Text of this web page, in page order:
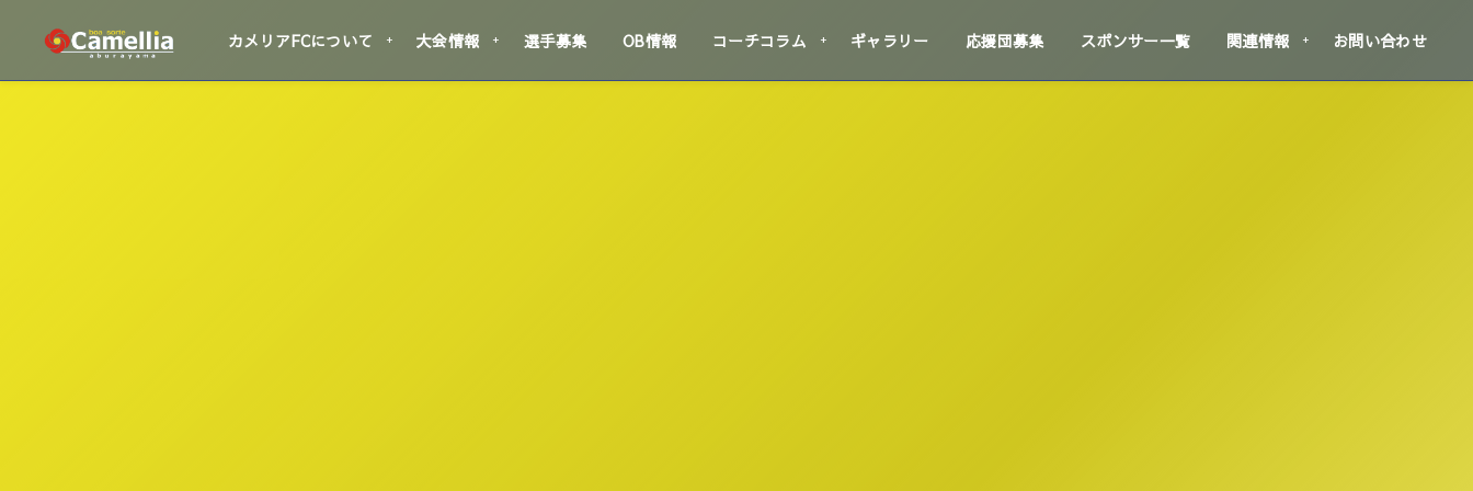
カメリアFCについて 大会情報 選手募集 OB情報 コーチコラム ギャラリー 応援団募集 スポンサー一覧 関連情報 お問い合わせ